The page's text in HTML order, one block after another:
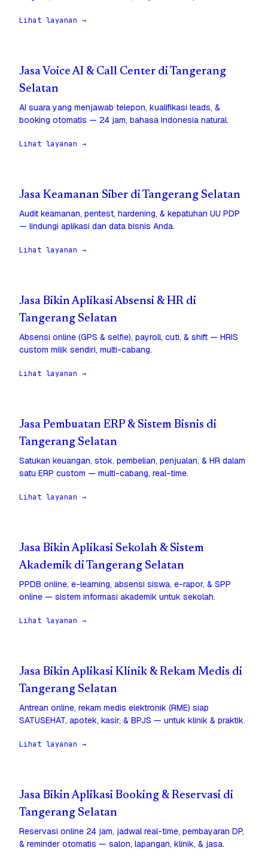
Lihat layanan →
Jasa Voice AI & Call Center di Tangerang
Selatan
AI suara yang menjawab telepon, kualifikasi leads, &
booking otomatis — 24 jam, bahasa Indonesia natural.
Lihat layanan →
Jasa Keamanan Siber di Tangerang Selatan
Audit keamanan, pentest, hardening, & kepatuhan UU PDP
— lindungi aplikasi dan data bisnis Anda.
Lihat layanan →
Jasa Bikin Aplikasi Absensi & HR di
Tangerang Selatan
Absensi online (GPS & selfie), payroll, cuti, & shift — HRIS
custom milik sendiri, multi-cabang.
Lihat layanan →
Jasa Pembuatan ERP & Sistem Bisnis di
Tangerang Selatan
Satukan keuangan, stok, pembelian, penjualan, & HR dalam
satu ERP custom — multi-cabang, real-time.
Lihat layanan →
Jasa Bikin Aplikasi Sekolah & Sistem
Akademik di Tangerang Selatan
PPDB online, e-learning, absensi siswa, e-rapor, & SPP
online — sistem informasi akademik untuk sekolah.
Lihat layanan →
Jasa Bikin Aplikasi Klinik & Rekam Medis di
Tangerang Selatan
Antrean online, rekam medis elektronik (RME) siap
SATUSEHAT, apotek, kasir, & BPJS — untuk klinik & praktik.
Lihat layanan →
Jasa Bikin Aplikasi Booking & Reservasi di
Tangerang Selatan
Reservasi online 24 jam, jadwal real-time, pembayaran DP,
& reminder otomatis — salon, lapangan, klinik, & jasa.